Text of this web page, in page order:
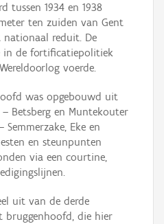
tussen 1934 en 1938
ten zuiden van Gent
reduit. De
in de fortificatiepolitiek
voerde.
was opgebouwd uit
Betsberg en Muntekouter
Eke en
en steunpunten
via een courtine,
uit van de derde
bruggenhoofd, die hier